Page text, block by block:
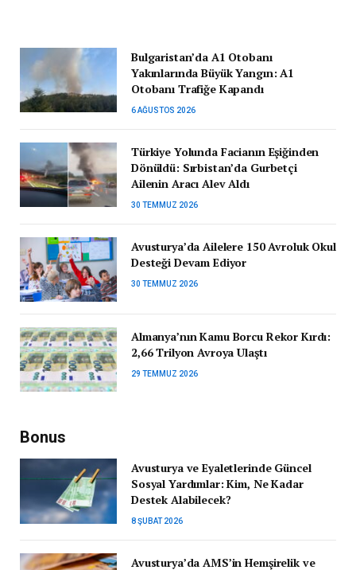
Bulgaristan’da A1 Otobanı
Yakınlarında Büyük Yangın: A1
Otobanı Trafiğe Kapandı
6 AĞUSTOS 2026
Türkiye Yolunda Facianın Eşiğinden
Dönüldü: Sırbistan’da Gurbetçi
Ailenin Aracı Alev Aldı
30 TEMMUZ 2026
Avusturya’da Ailelere 150 Avroluk Okul
Desteği Devam Ediyor
30 TEMMUZ 2026
Almanya’nın Kamu Borcu Rekor Kırdı:
2,66 Trilyon Avroya Ulaştı
29 TEMMUZ 2026
Bonus
Avusturya ve Eyaletlerinde Güncel
Sosyal Yardımlar: Kim, Ne Kadar
Destek Alabilecek?
8 ŞUBAT 2026
Avusturya’da AMS’in Hemşirelik ve